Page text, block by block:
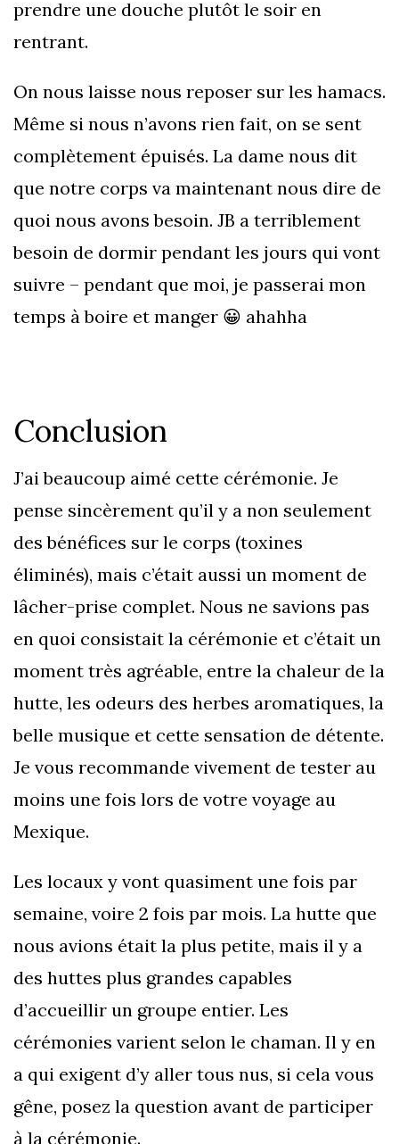
prendre une douche plutôt le soir en
rentrant.
On nous laisse nous reposer sur les hamacs.
Même si nous n’avons rien fait, on se sent
complètement épuisés. La dame nous dit
que notre corps va maintenant nous dire de
quoi nous avons besoin. JB a terriblement
besoin de dormir pendant les jours qui vont
suivre – pendant que moi, je passerai mon
temps à boire et manger 😀 ahahha
Conclusion
J’ai beaucoup aimé cette cérémonie. Je
pense sincèrement qu’il y a non seulement
des bénéfices sur le corps (toxines
éliminés), mais c’était aussi un moment de
lâcher-prise complet. Nous ne savions pas
en quoi consistait la cérémonie et c’était un
moment très agréable, entre la chaleur de la
hutte, les odeurs des herbes aromatiques, la
belle musique et cette sensation de détente.
Je vous recommande vivement de tester au
moins une fois lors de votre voyage au
Mexique.
Les locaux y vont quasiment une fois par
semaine, voire 2 fois par mois. La hutte que
nous avions était la plus petite, mais il y a
des huttes plus grandes capables
d’accueillir un groupe entier. Les
cérémonies varient selon le chaman. Il y en
a qui exigent d’y aller tous nus, si cela vous
gêne, posez la question avant de participer
à la cérémonie.